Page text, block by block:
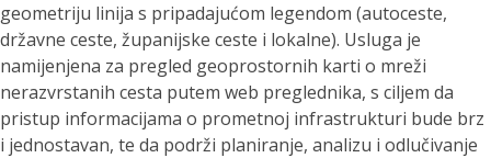
geometriju linija s pripadajućom legendom (autoceste,
državne ceste, županijske ceste i lokalne). Usluga je
namijenjena za pregled geoprostornih karti o mreži
nerazvrstanih cesta putem web preglednika, s ciljem da
pristup informacijama o prometnoj infrastrukturi bude brz
i jednostavan, te da podrži planiranje, analizu i odlučivanje